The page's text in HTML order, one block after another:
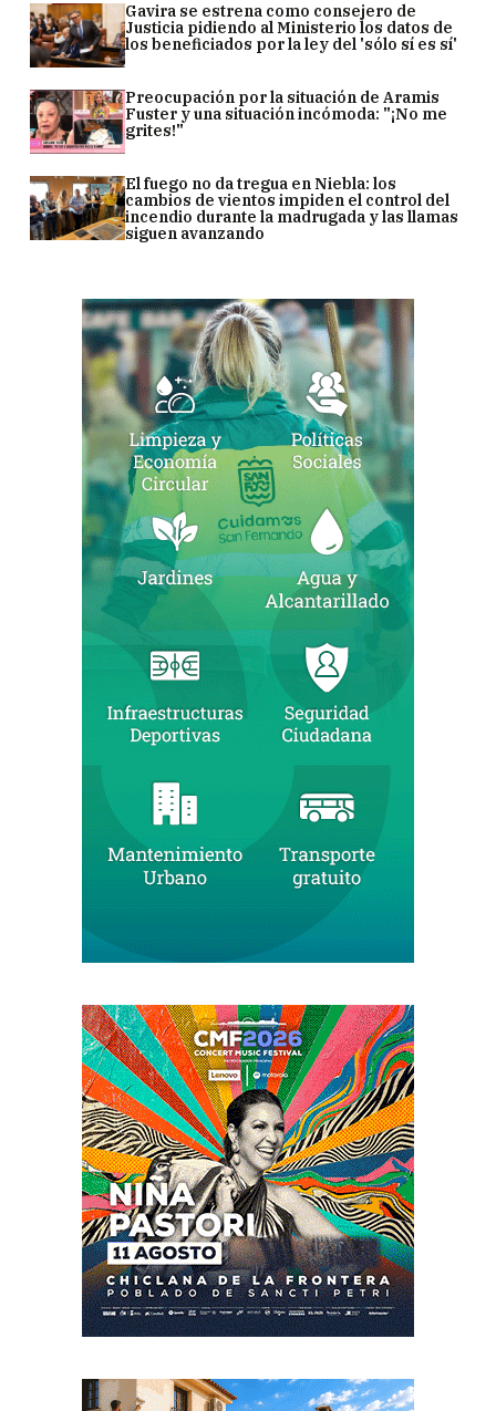
Gavira se estrena como consejero de
Justicia pidiendo al Ministerio los datos de
los beneficiados por la ley del 'sólo sí es sí'
Preocupación por la situación de Aramis
Fuster y una situación incómoda: "¡No me
grites!"
El fuego no da tregua en Niebla: los
cambios de vientos impiden el control del
incendio durante la madrugada y las llamas
siguen avanzando